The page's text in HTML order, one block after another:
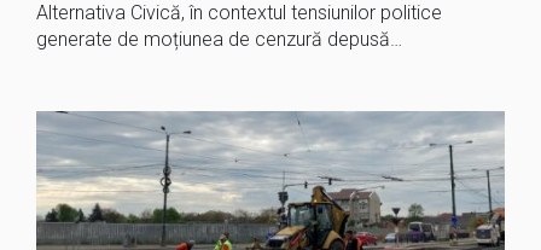
Alternativa Civică, în contextul tensiunilor politice
generate de moțiunea de cenzură depusă…